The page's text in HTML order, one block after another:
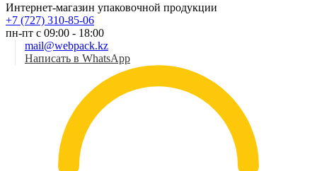
Интернет-магазин упаковочной продукции
+7 (727) 310-85-06
пн-пт с 09:00 - 18:00
mail@webpack.kz
Написать в WhatsApp